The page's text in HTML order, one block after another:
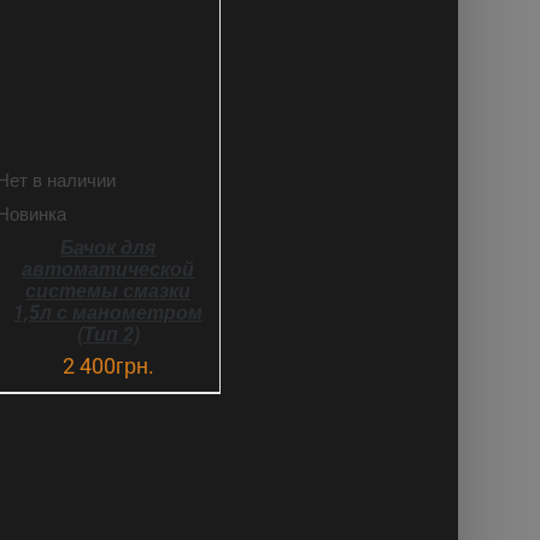
в наличии
Бачок для
автоматической
системы смазки
1,5л с манометром
(Тип 2)
2 400грн.